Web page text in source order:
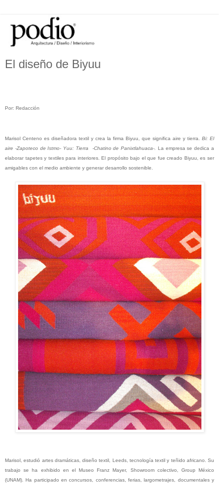
El diseño de Biyuu
Por: Redacción
Marisol Centeno es diseñadora textil y crea la firma Biyuu, que significa aire y tierra. Bi: El
aire -Zapoteco de Istmo- Yuu: Tierra -Chatino de Panixtlahuaca-. La empresa se dedica a
elaborar tapetes y textiles para interiores. El propósito bajo el que fue creado Biyuu, es ser
amigables con el medio ambiente y generar desarrollo sostenible.
Marisol, estudió artes dramáticas, diseño textil, Leeds, tecnología textil y teñido africano. Su
trabajo se ha exhibido en el Museo Franz Mayer, Showroom colectivo, Group México
(UNAM). Ha participado en concursos, conferencias, ferias, largometrajes, documentales y